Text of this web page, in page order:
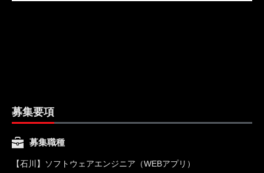
募集要項
募集職種
【石川】ソフトウェアエンジニア（WEBアプリ）